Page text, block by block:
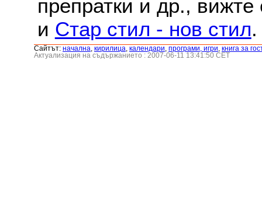
препратки и др.,
и Стар стил - нов стил.
Сайтът: началнa кирилица календари програми, игри книга за
Актуализация на съдържанието : 2007-06-11 13:41:50 CET